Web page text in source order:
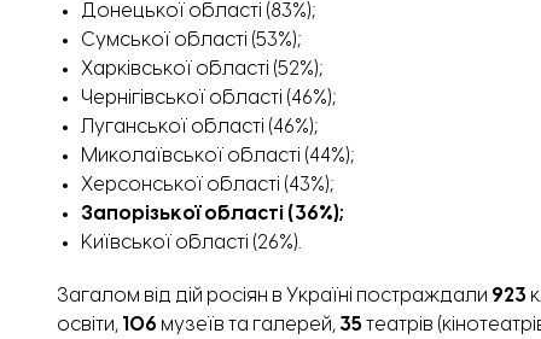
Донецької області (83%);
Сумської області (53%);
Харківської області (52%);
Чернігівської області (46%);
Луганської області (46%);
Миколаївської області (44%);
Херсонської області (43%);
Запорізької області (36%);
Київської області (26%).
Загалом від дій росіян в Україні постраждали 923
освіти, 106 музеїв та галерей, 35 театрів